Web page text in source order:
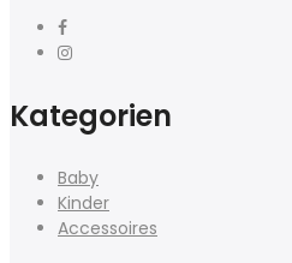
Kategorien
Baby
Kinder
Accessoires